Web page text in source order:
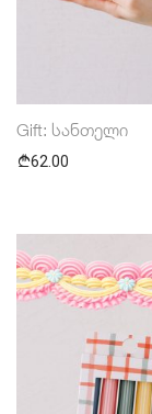
Gift: სანთელი
62.00